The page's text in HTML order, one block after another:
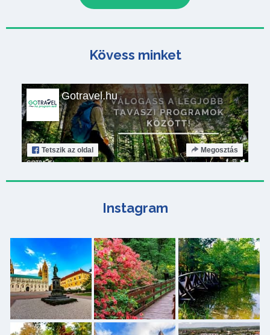
Kövess minket
Gotravel.hu
Tetszik az oldal Megosztás
Instagram